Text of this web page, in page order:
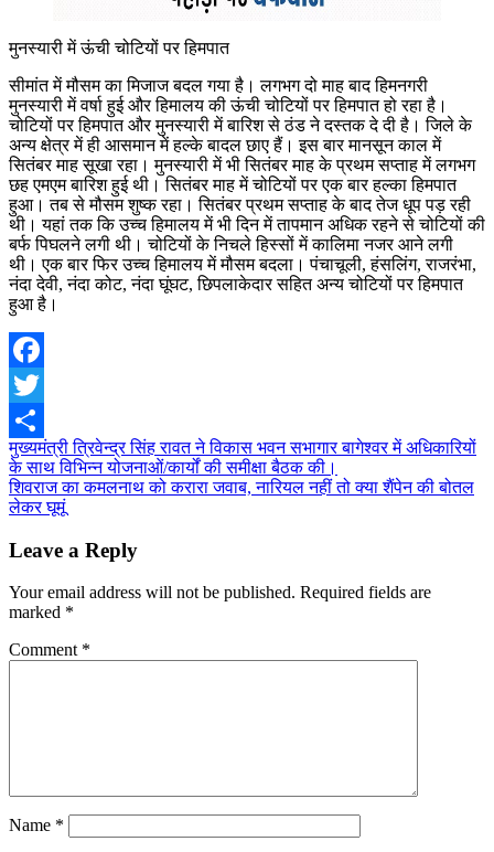
मुनस्यारी में ऊंची चोटियों पर हिमपात
सीमांत में मौसम का मिजाज बदल गया है। लगभग दो माह बाद हिमनगरी
मुनस्यारी में वर्षा हुई और हिमालय की ऊंची चोटियों पर हिमपात हो रहा है।
चोटियों पर हिमपात और मुनस्यारी में बारिश से ठंड ने दस्तक दे दी है। जिले के
अन्य क्षेत्र में ही आसमान में हल्के बादल छाए हैं। इस बार मानसून काल में
सितंबर माह सूखा रहा। मुनस्यारी में भी सितंबर माह के प्रथम सप्ताह में लगभग
छह एमएम बारिश हुई थी। सितंबर माह में चोटियों पर एक बार हल्का हिमपात
हुआ। तब से मौसम शुष्क रहा। सितंबर प्रथम सप्ताह के बाद तेज धूप पड़ रही
थी। यहां तक कि उच्च हिमालय में भी दिन में तापमान अधिक रहने से चोटियों की
बर्फ पिघलने लगी थी। चोटियों के निचले हिस्सों में कालिमा नजर आने लगी
थी। एक बार फिर उच्च हिमालय में मौसम बदला। पंचाचूली, हंसलिंग, राजरंभा,
नंदा देवी, नंदा कोट, नंदा घूंघट, छिपलाकेदार सहित अन्य चोटियों पर हिमपात
हुआ है।
Facebook
Twitter
Share
Post
navigation
मुख्यमंत्री त्रिवेन्द्र सिंह रावत ने विकास भवन सभागार बागेश्वर में अधिकारियों
के साथ विभिन्न योजनाओं/कार्यों की समीक्षा बैठक की।
शिवराज का कमलनाथ को करारा जवाब, नारियल नहीं तो क्या शैंपेन की बोतल
लेकर घूमूं
Leave a Reply
Your email address will not be published. Required fields are
marked *
Comment *
Name *